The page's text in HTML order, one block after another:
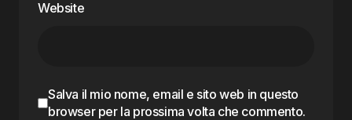
Website
Salva il mio nome, email e sito web in questo
browser per la prossima volta che commento.